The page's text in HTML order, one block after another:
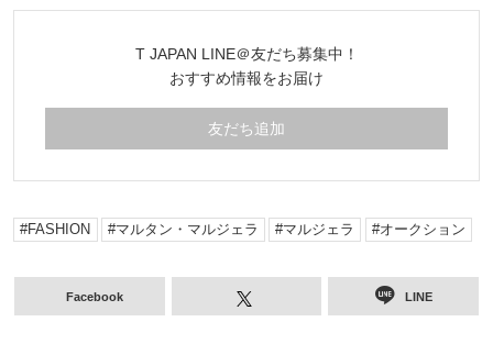
T JAPAN LINE＠友だち募集中！
おすすめ情報をお届け
友だち追加
FASHION マルタン・マルジェラ マルジェラ オークション
Facebook LINE